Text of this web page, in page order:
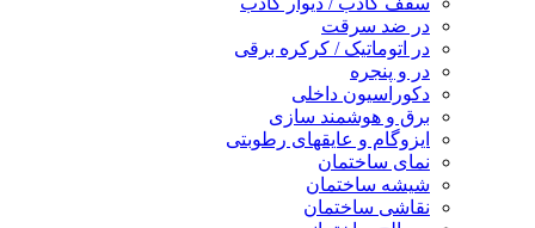
در ضد سرقت
در اتوماتیک / کرکره برقی
در و پنجره
دکوراسیون داخلی
برق و هوشمند سازی
ایزوگام و عایقهای رطوبتی
نمای ساختمان
شیشه ساختمان
نقاشی ساختمان